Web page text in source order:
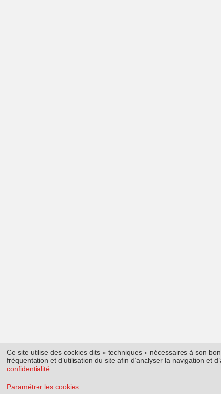
Ce site utilise des cookies dits « techniques » nécessaires à son
fréquentation et d’utilisation du site afin d’analyser la navigation et
confidentialité
Paramétrer les cookies